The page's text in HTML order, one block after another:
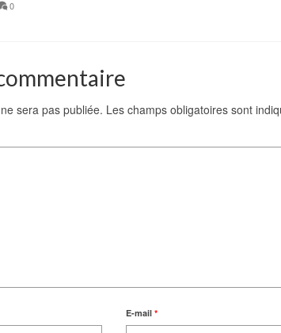
0
sera pas publiée. Les champs obligatoires sont
E-mail *